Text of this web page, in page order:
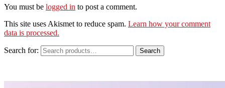
You must be logged in to post a comment.
This site uses Akismet to reduce spam. Learn how your comment
data is processed.
Search for: Search